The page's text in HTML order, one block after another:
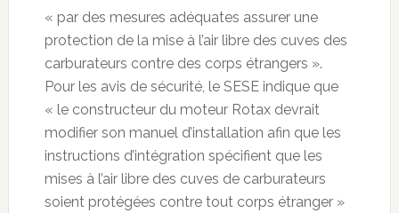
« par des mesures adéquates assurer une
protection de la mise à l’air libre des cuves des
carburateurs contre des corps étrangers ».
Pour les avis de sécurité, le SESE indique que
« le constructeur du moteur Rotax devrait
modifier son manuel d’installation afin que les
instructions d’intégration spécifient que les
mises à l’air libre des cuves de carburateurs
soient protégées contre tout corps étranger »